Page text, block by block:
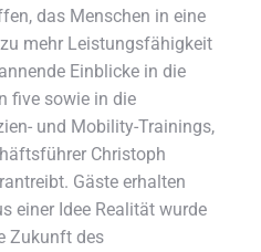
das Menschen in eine
mehr Leistungsfähigkeit
Einblicke in die
five sowie in die
und Mobility-Trainings,
Christoph
Gäste erhalten
einer Idee Realität wurde
Zukunft des